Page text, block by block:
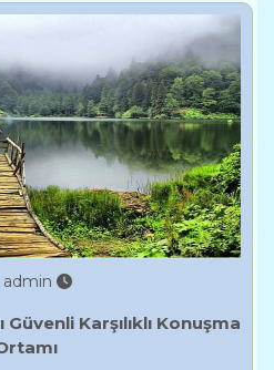
admin
Karşılıklı Konuşma